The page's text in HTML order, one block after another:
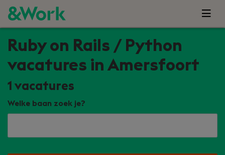
Ruby on Rails / Python
vacatures in Amersfoort
1 vacatures
Welke baan zoek je?